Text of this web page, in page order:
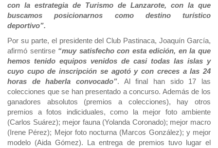
con la estrategia de Turismo de Lanzarote, con la que
buscamos posicionarnos como destino turístico
deportivo”.
Por su parte, el presidente del Club Pastinaca, Joaquín García,
afirmó sentirse “muy satisfecho con esta edición, en la que
hemos tenido equipos venidos de casi todas las islas y
cuyo cupo de inscripción se agotó y con creces a las 24
horas de haberla convocado”. Al final han sido 17 las
colecciones que se han presentado a concurso. Además de los
ganadores absolutos (premios a colecciones), hay otros
premios a fotos indiciduales, como la mejor foto ambiente
(Carlos Suárez); mejor fauna (Yolanda Coronado); mejor macro
(Irene Pérez); Mejor foto nocturna (Marcos González); y mejor
modelo (Aida Gómez). La entrega de premios tuvo lugar el